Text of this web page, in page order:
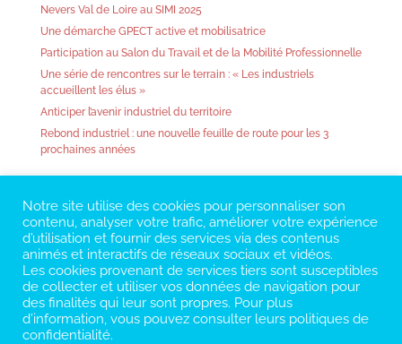
Nevers Val de Loire au SIMI 2025
Une démarche GPECT active et mobilisatrice
Participation au Salon du Travail et de la Mobilité Professionnelle
Une série de rencontres sur le terrain : « Les industriels
accueillent les élus »
Anticiper l’avenir industriel du territoire
Rebond industriel : une nouvelle feuille de route pour les 3
prochaines années
Notre site utilise des cookies pour personnaliser son
contenu, analyser votre trafic, améliorer votre expérience
d’utilisation et fournir des services via des contenus
animés et interactifs de réseaux sociaux et vidéos.
Les cookies provenant de services tiers sont susceptibles
de collecter et utiliser vos données de navigation pour
des finalités qui leur sont propres. Pour plus
d’information, vous pouvez consulter leurs politiques de
confidentialité.